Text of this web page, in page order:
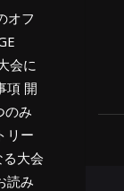
オフ
会に
項 開
のみ
リー
大会
読み